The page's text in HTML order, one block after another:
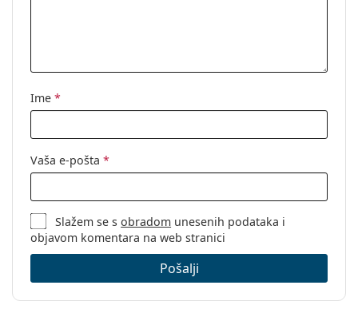
Ime *
Vaša e-pošta *
Slažem se sobradom unesenih podataka i
objavom komentara na web stranici
Pošalji